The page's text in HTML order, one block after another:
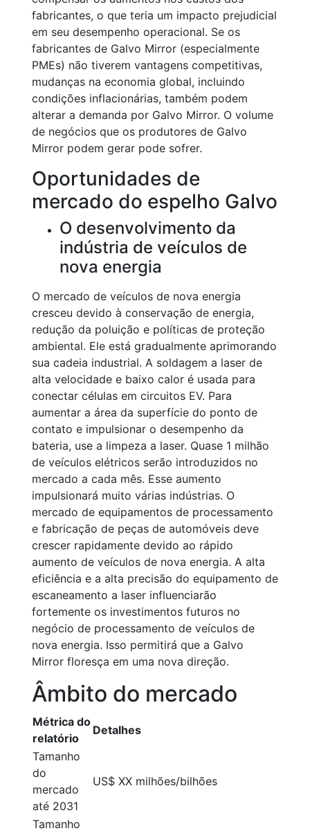
fabricantes, o que teria um impacto prejudicial
em seu desempenho operacional. Se os
fabricantes de Galvo Mirror (especialmente
PMEs) não tiverem vantagens competitivas,
mudanças na economia global, incluindo
condições inflacionárias, também podem
alterar a demanda por Galvo Mirror. O volume
de negócios que os produtores de Galvo
Mirror podem gerar pode sofrer.
Oportunidades de
mercado do espelho Galvo
O desenvolvimento da
indústria de veículos de
nova energia
O mercado de veículos de nova energia
cresceu devido à conservação de energia,
redução da poluição e políticas de proteção
ambiental. Ele está gradualmente aprimorando
sua cadeia industrial. A soldagem a laser de
alta velocidade e baixo calor é usada para
conectar células em circuitos EV. Para
aumentar a área da superfície do ponto de
contato e impulsionar o desempenho da
bateria, use a limpeza a laser. Quase 1 milhão
de veículos elétricos serão introduzidos no
mercado a cada mês. Esse aumento
impulsionará muito várias indústrias. O
mercado de equipamentos de processamento
e fabricação de peças de automóveis deve
crescer rapidamente devido ao rápido
aumento de veículos de nova energia. A alta
eficiência e a alta precisão do equipamento de
escaneamento a laser influenciarão
fortemente os investimentos futuros no
negócio de processamento de veículos de
nova energia. Isso permitirá que a Galvo
Mirror floresça em uma nova direção.
Âmbito do mercado
Métrica do
relatório
Detalhes
Tamanho
do
mercado
até 2031
US$ XX milhões/bilhões
Tamanho